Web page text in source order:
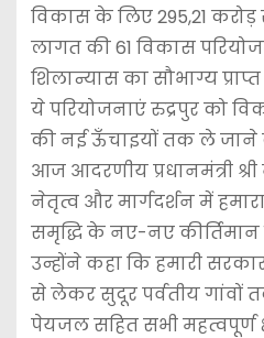
विकास के लिए 295,21
लागत की 61 विकास
शिलान्यास का सौभाग्य
ये परियोजनाएं रुद्रपुर को
की नई ऊँचाइयों तक ले जाने
आज आदरणीय प्रधानमंत्री
नेतृत्व और मार्गदर्शन में
समृद्धि के नए-नए कीर्तिमान
उन्होंने कहा कि हमारी
से लेकर सुदूर पर्वतीय गांवों
पेयजल सहित सभी महत्वपूर्ण